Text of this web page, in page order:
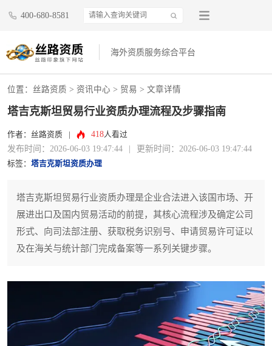
400-680-8581
海外资质服务综合平台
位置： 丝路资质 > 资讯中心 > 贸易 > 文章详情
塔吉克斯坦贸易行业资质办理流程及步骤指南
作者：丝路资质 418人看过
发布时间：2026-06-03 19:47:44 更新时间：2026-06-03 19:47:44
标签： 塔吉克斯坦资质办理
塔吉克斯坦贸易行业资质办理是企业合法进入该国市场、开
展进出口及国内贸易活动的前提，其核心流程涉及确定公司
形式、向司法部注册、获取税务识别号、申请贸易许可证以
及在海关与统计部门完成备案等一系列关键步骤。